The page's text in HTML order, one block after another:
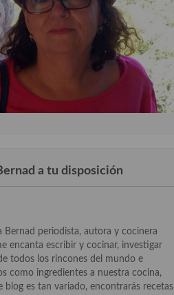
a tu disposición
Bernad periodista, autora y cocinera
encanta escribir y cocinar, investigar
todos los rincones del mundo e
como ingredientes a nuestra cocina,
blog es tan variado, encontrarás recetas